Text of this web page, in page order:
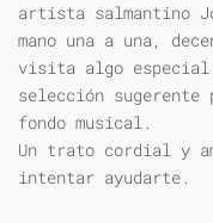
artista salmantino
mano una a una,
visita algo
selección
fondo musical.
Un trato cordial y
intentar ayudarte.